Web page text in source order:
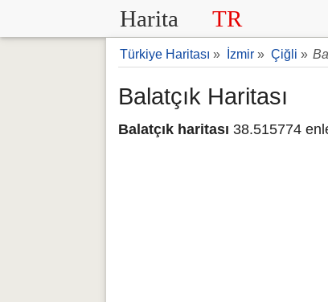
Harita TR
Türkiye Haritası » İzmir » Çiğli »
Balatçık Haritası
Balatçık haritası 38.515774